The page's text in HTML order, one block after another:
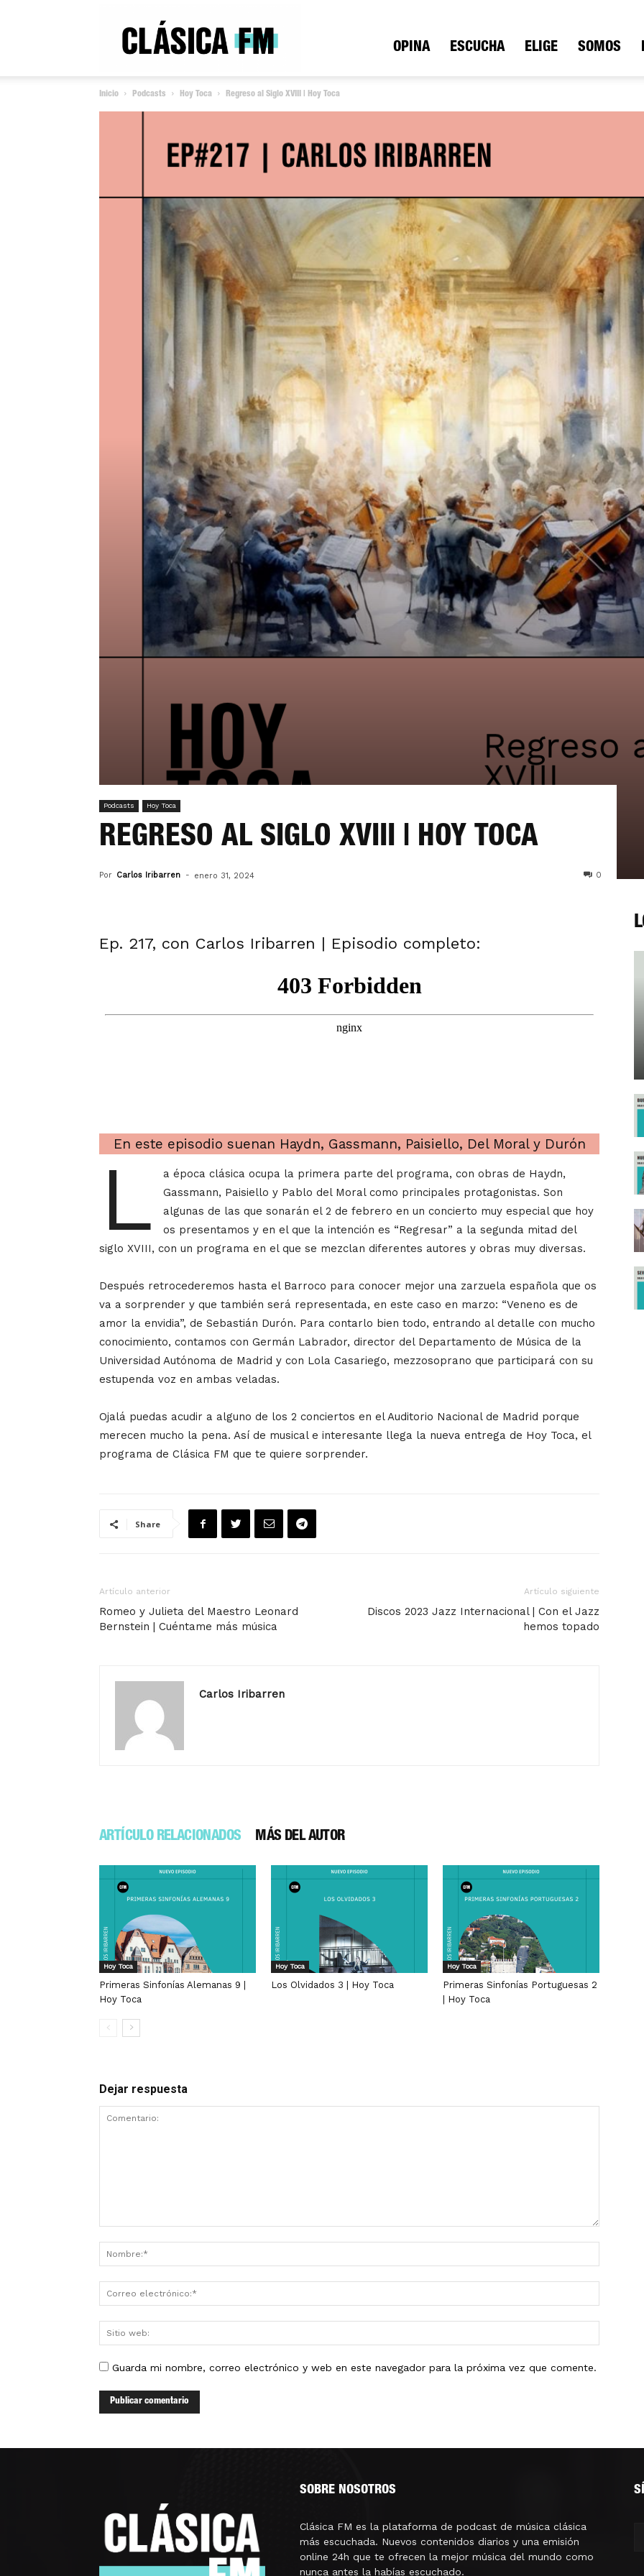
FM
OPINA ESCUCHA ELIGE SOMOS
Inicio Podcasts Hoy Toca Regreso al Siglo XVIII | Hoy Toca
Podcasts Hoy Toca
REGRESO AL SIGLO XVIII | HOY TOCA
Por Carlos Iribarren - enero 31, 2024 0
Ep. 217, con Carlos Iribarren | Episodio completo:
En este episodio suenan Haydn, Gassmann, Paisiello, Del Moral y Durón
L
a época clásica ocupa la primera parte del programa, con obras de Haydn,
Gassmann, Paisiello y Pablo del Moral como principales protagonistas. Son
algunas de las que sonarán el 2 de febrero en un concierto muy especial que hoy
os presentamos y en el que la intención es “Regresar” a la segunda mitad del
siglo XVIII, con un programa en el que se mezclan diferentes autores y obras muy diversas.
Después retrocederemos hasta el Barroco para conocer mejor una zarzuela española que os
va a sorprender y que también será representada, en este caso en marzo: “Veneno es de
amor la envidia”, de Sebastián Durón. Para contarlo bien todo, entrando al detalle con mucho
conocimiento, contamos con Germán Labrador, director del Departamento de Música de la
Universidad Autónoma de Madrid y con Lola Casariego, mezzosoprano que participará con su
estupenda voz en ambas veladas.
Ojalá puedas acudir a alguno de los 2 conciertos en el Auditorio Nacional de Madrid porque
merecen mucho la pena. Así de musical e interesante llega la nueva entrega de Hoy Toca, el
programa de Clásica FM que te quiere sorprender.
Share
Artículo anterior
Romeo y Julieta del Maestro Leonard
Bernstein | Cuéntame más música
Artículo siguiente
Discos 2023 Jazz Internacional | Con el Jazz
hemos topado
Carlos Iribarren
ARTÍCULO RELACIONADOS MÁS DEL AUTOR
Hoy Toca
Primeras Sinfonías Alemanas 9 |
Hoy Toca
Hoy Toca
Los Olvidados 3 | Hoy Toca
Hoy Toca
Primeras Sinfonías Portuguesas 2
| Hoy Toca
Dejar respuesta
Guarda mi nombre, correo electrónico y web en este navegador para la próxima vez que comente.
SOBRE NOSOTROS
Clásica FM es la plataforma de podcast de música clásica
más escuchada. Nuevos contenidos diarios y una emisión
online 24h que te ofrecen la mejor música del mundo como
nunca antes la habías escuchado.